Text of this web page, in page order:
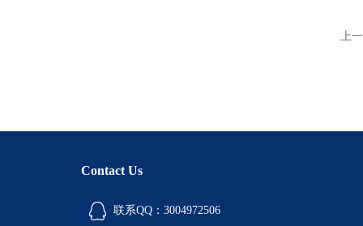
上
Contact Us
联系QQ：3004972506